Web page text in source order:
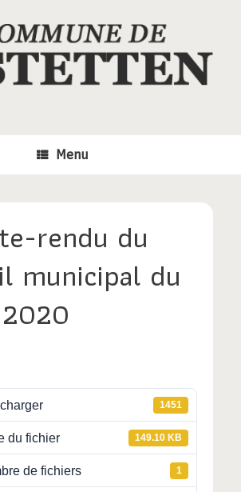
Menu
rendu du
municipal du
1451
du fichier 149.10 KB
de fichiers 1